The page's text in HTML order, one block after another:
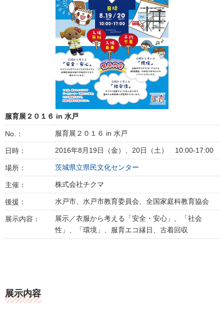
服育展２０１６ in 水戸
No.： 服育展２０１６ in 水戸
日時： 2016年8月19日（金）、20日（土） 10:00-17:00
場所： 茨城県立県民文化センター
主催： 株式会社チクマ
後援： 水戸市、水戸市教育委員会、全国家庭科教育協会
展示内容：
展示／衣服から考える「安全・安心」、「社会
性」、「環境」、服育エコ縁日、古着回収
展示内容